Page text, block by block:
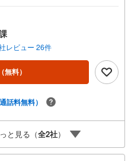
引データと現場経験をもと
なご提案を行っています。
資金が少ないけれど購入でき
分からない」など、購入・売
格スタッフが丁寧に対応。資金
渡しまで一貫してサポートいた
をまとめたレポートもご用意し
ください。■電車でお越しのお客
口より徒歩5分■お車でお越しの
ざいますので弊社営業スタッフ
レビュー 26件
（無料）
通話料無料）
と見る（全2社）